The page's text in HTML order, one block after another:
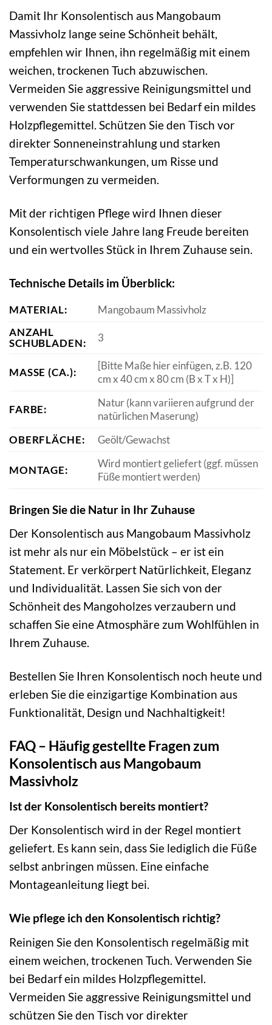
Damit Ihr Konsolentisch aus Mangobaum
Massivholz lange seine Schönheit behält,
empfehlen wir Ihnen, ihn regelmäßig mit einem
weichen, trockenen Tuch abzuwischen.
Vermeiden Sie aggressive Reinigungsmittel und
verwenden Sie stattdessen bei Bedarf ein mildes
Holzpflegemittel. Schützen Sie den Tisch vor
direkter Sonneneinstrahlung und starken
Temperaturschwankungen, um Risse und
Verformungen zu vermeiden.
Mit der richtigen Pflege wird Ihnen dieser
Konsolentisch viele Jahre lang Freude bereiten
und ein wertvolles Stück in Ihrem Zuhause sein.
Technische Details im Überblick:
MATERIAL:
Mangobaum Massivholz
ANZAHL
SCHUBLADEN:
3
MASSE (CA.):
[Bitte Maße hier einfügen, z.B. 120
cm x 40 cm x 80 cm (B x T x H)]
FARBE:
Natur (kann variieren aufgrund der
natürlichen Maserung)
OBERFLÄCHE:
Geölt/Gewachst
MONTAGE:
Wird montiert geliefert (ggf. müssen
Füße montiert werden)
Bringen Sie die Natur in Ihr Zuhause
Der Konsolentisch aus Mangobaum Massivholz
ist mehr als nur ein Möbelstück – er ist ein
Statement. Er verkörpert Natürlichkeit, Eleganz
und Individualität. Lassen Sie sich von der
Schönheit des Mangoholzes verzaubern und
schaffen Sie eine Atmosphäre zum Wohlfühlen in
Ihrem Zuhause.
Bestellen Sie Ihren Konsolentisch noch heute und
erleben Sie die einzigartige Kombination aus
Funktionalität, Design und Nachhaltigkeit!
FAQ – Häufig gestellte Fragen zum
Konsolentisch aus Mangobaum
Massivholz
Ist der Konsolentisch bereits montiert?
Der Konsolentisch wird in der Regel montiert
geliefert. Es kann sein, dass Sie lediglich die Füße
selbst anbringen müssen. Eine einfache
Montageanleitung liegt bei.
Wie pflege ich den Konsolentisch richtig?
Reinigen Sie den Konsolentisch regelmäßig mit
einem weichen, trockenen Tuch. Verwenden Sie
bei Bedarf ein mildes Holzpflegemittel.
Vermeiden Sie aggressive Reinigungsmittel und
schützen Sie den Tisch vor direkter